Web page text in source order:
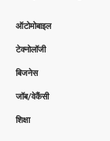
ऑटोमोबाइल
टेक्नोलॉजी
बिजनेस
जॉब/वेकैंसी
शिक्षा